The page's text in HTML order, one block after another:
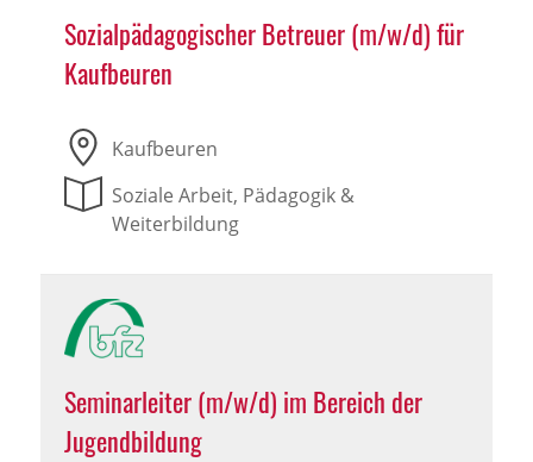
Sozialpädagogischer Betreuer (m/w/d) für
Kaufbeuren
Kaufbeuren
Soziale Arbeit, Pädagogik &
Weiterbildung
Seminarleiter (m/w/d) im Bereich der
Jugendbildung